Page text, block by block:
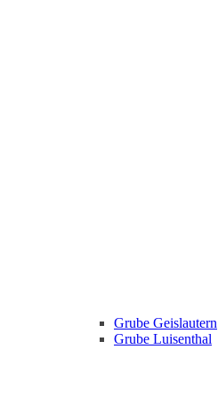
Grube Geislautern
Grube Luisenthal